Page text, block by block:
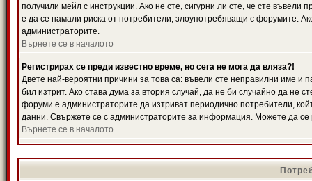
получили мейл с инструкции. Ако не сте, сигурни ли сте, че сте
е да се намали риска от потребители, злоупотребяващи с форумите.
администраторите.
Върнете се в началото
Регистрирах се преди известно време, но сега не мога да вляза?!
Двете най-вероятни причини за това са: въвели сте неправилни име и
бил изтрит. Ако става дума за втория случай, да не би случайно да
форуми е администраторите да изтриват периодично потребители,
данни. Свържете се с администраторите за информация. Можете да се
Върнете се в началото